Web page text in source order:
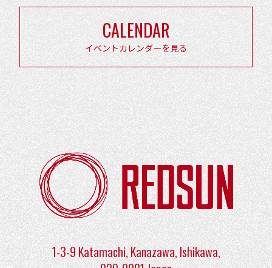
CALENDAR
イベントカレンダーを見る
1-3-9 Katamachi, Kanazawa, Ishikawa,